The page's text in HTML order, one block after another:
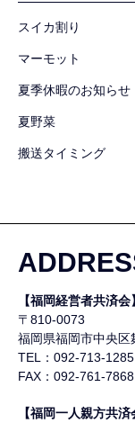
スイカ割り
マーモット
夏季休暇のお知らせ
夏野菜
搬送タイミング
【福岡経営者共済会】
〒810-0073
福岡県福岡市中央区
TEL：092-713-1285
FAX：092-761-7868
【福岡一人親方共済